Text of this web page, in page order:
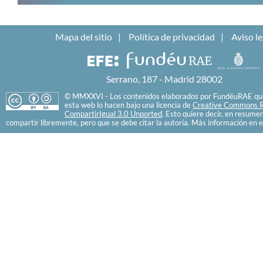
Mapa del sitio Política de privacidad Aviso
Serrano, 187 - Madrid 28002
© MMXXVI - Los contenidos elaborados por FundéuRAE
esta web lo hacen bajo una licencia de Creative Commons
CompartirIgual 3.0 Unported. Esto quiere decir, en
compartir libremente, pero que se debe citar la autoría. Más información en